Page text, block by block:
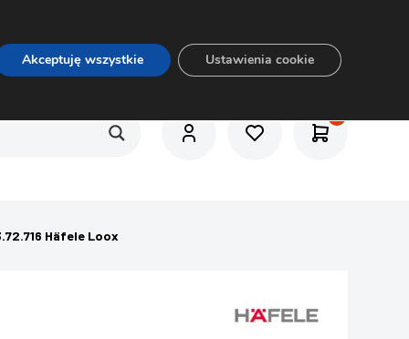
Häfele Loox
Akceptuję wszystkie Ustawienia cookie